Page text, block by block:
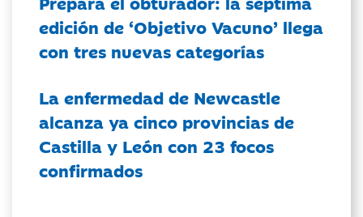
edición de ‘Objetivo Vacuno’ llega
con tres nuevas categorías
La enfermedad de Newcastle
alcanza ya cinco provincias de
Castilla y León con 23 focos
confirmados